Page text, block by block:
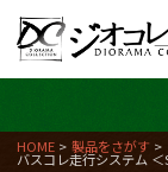
HOME 製品をさがす
バスコレ走行システム